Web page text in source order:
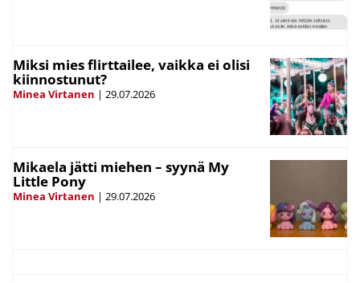
Miksi mies flirttailee, vaikka ei olisi
kiinnostunut?
Minea Virtanen | 29.07.2026
Mikaela jätti miehen – syynä My
Little Pony
Minea Virtanen | 29.07.2026